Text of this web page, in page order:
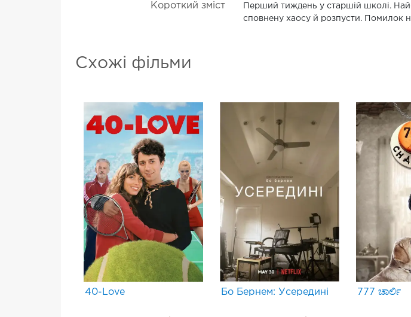
Короткий зміст
Перший тиждень у старшій школі.
сповнену хаосу й розпусти. Помилок
Схожі фільми
40-Love Бо Бернем: Усередині 777 ಚಾರ್ಲಿ